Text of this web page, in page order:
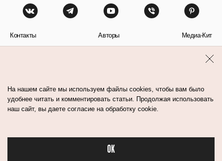
Контакты Авторы Медиа-Кит
На нашем сайте мы используем файлы cookies, чтобы вам было
удобнее читать и комментировать статьи. Продолжая использовать
наш сайт, вы даете согласие на обработку cookie.
OK